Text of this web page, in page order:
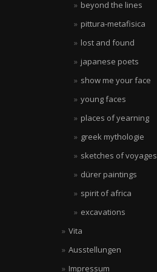
beyond the lines
pittura-metafisica
lost and found
japanese poets
show me your face
young faces
places of yearning
greek mythologie
sketches of voyages
dürer paintings
spirit of africa
excavations
Vita
Ausstellungen
Impressum